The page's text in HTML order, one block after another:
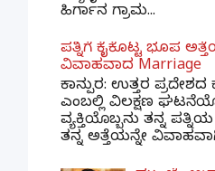
ಹಿರ್ಗಾನ ಗ್ರಾಮ...
ಪತ್ನಿಗೆ ಕೈಕೊಟ್ಟ ಭೂಪ
ವಿವಾಹವಾದ Marriage
ಕಾನ್ಪುರ: ಉತ್ತರ ಪ್ರದೇಶದ
ಎಂಬಲ್ಲಿ ವಿಲಕ್ಷಣ
ವ್ಯಕ್ತಿಯೊಬ್ಬನು ತನ್ನ
ತನ್ನ ಅತ್ತೆಯನ್ನೇ